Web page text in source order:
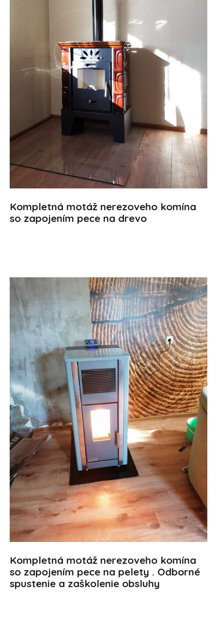
Kompletná motáž nerezoveho komína
so zapojením pece na drevo
Kompletná motáž nerezoveho komína
so zapojením pece na pelety . Odborné
spustenie a zaškolenie obsluhy